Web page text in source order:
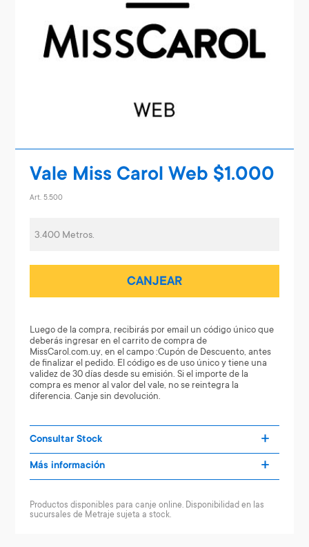
Vale Miss Carol Web $1.000
Art. 5.500
3.400 Metros.
CANJEAR
Luego de la compra, recibirás por email un código único que
deberás ingresar en el carrito de compra de
MissCarol.com.uy, en el campo :Cupón de Descuento, antes
de finalizar el pedido. El código es de uso único y tiene una
validez de 30 días desde su emisión. Si el importe de la
compra es menor al valor del vale, no se reintegra la
diferencia. Canje sin devolución.
Consultar Stock
Más información
Productos disponibles para canje online. Disponibilidad en las
sucursales de Metraje sujeta a stock.